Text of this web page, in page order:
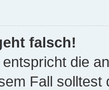
falsch!
die
Fall solltest